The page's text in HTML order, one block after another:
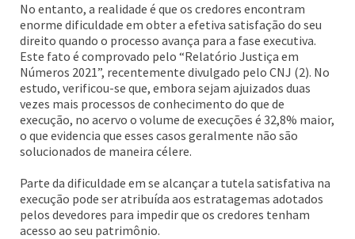
No entanto, a realidade é que os credores encontram
enorme dificuldade em obter a efetiva satisfação do seu
direito quando o processo avança para a fase executiva.
Este fato é comprovado pelo “Relatório Justiça em
Números 2021”, recentemente divulgado pelo CNJ (2). No
estudo, verificou-se que, embora sejam ajuizados duas
vezes mais processos de conhecimento do que de
execução, no acervo o volume de execuções é 32,8% maior,
o que evidencia que esses casos geralmente não são
solucionados de maneira célere.
Parte da dificuldade em se alcançar a tutela satisfativa na
execução pode ser atribuída aos estratagemas adotados
pelos devedores para impedir que os credores tenham
acesso ao seu patrimônio.